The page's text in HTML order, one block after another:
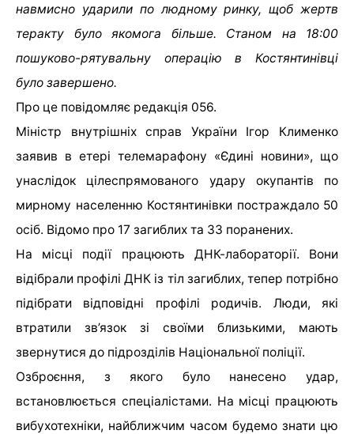
навмисно ударили по людному ринку, щоб жертв
теракту було якомога більше. Станом на 18:00
пошуково-рятувальну операцію в Костянтинівці
було завершено.
Про це повідомляє редакція 056.
Міністр внутрішніх справ України Ігор Клименко
заявив в етері телемарафону «Єдині новини», що
унаслідок цілеспрямованого удару окупантів по
мирному населенню Костянтинівки постраждало 50
осіб. Відомо про 17 загиблих та 33 поранених.
На місці події працюють ДНК-лабораторії. Вони
відібрали профілі ДНК із тіл загиблих, тепер потрібно
підібрати відповідні профілі родичів. Люди, які
втратили зв’язок зі своїми близькими, мають
звернутися до підрозділів Національної поліції.
Озброєння, з якого було нанесено удар,
встановлюється спеціалістами. На місці працюють
вибухотехніки, найближчим часом будемо знати цю